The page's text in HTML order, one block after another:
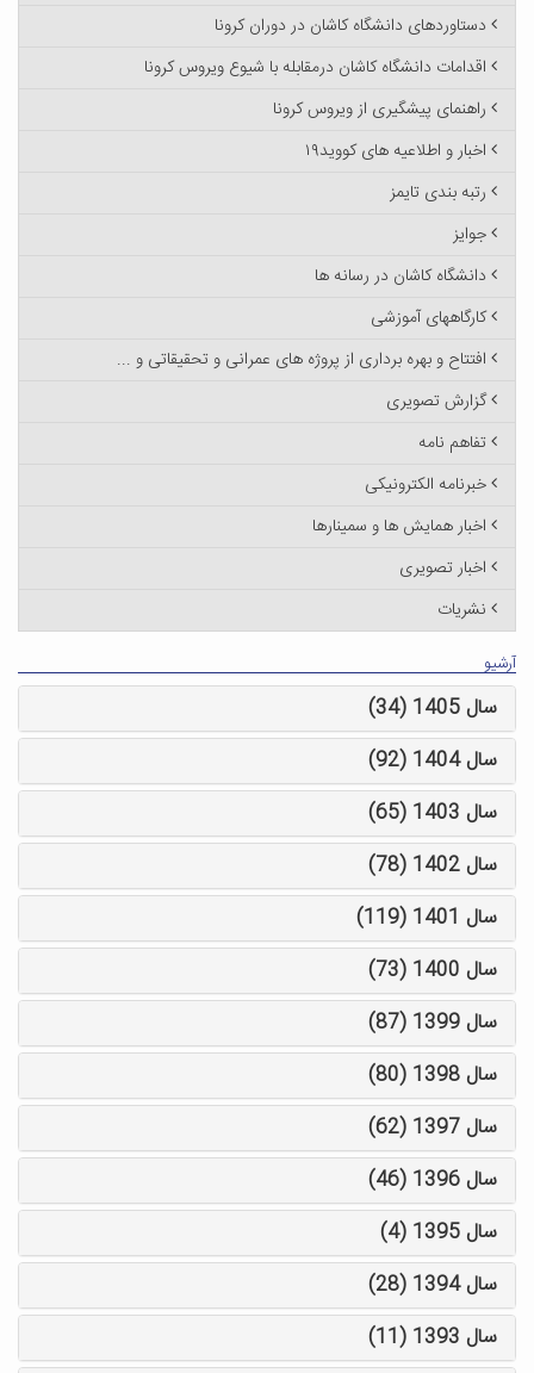
دستاوردهای دانشگاه کاشان در دوران کرونا
اقدامات دانشگاه کاشان درمقابله با شیوع ویروس کرونا
راهنمای پیشگیری از ویروس کرونا
اخبار و اطلاعیه های کووید۱۹
رتبه بندی تایمز
جوایز
دانشگاه کاشان در رسانه ها
کارگاههای آموزشی
افتتاح و بهره برداری از پروژه های عمرانی و تحقیقاتی و ...
گزارش تصویری
تفاهم نامه
خبرنامه الکترونیکی
اخبار همایش ها و سمینارها
اخبار تصویری
نشریات
آرشیو
سال 1405 (34)
سال 1404 (92)
سال 1403 (65)
سال 1402 (78)
سال 1401 (119)
سال 1400 (73)
سال 1399 (87)
سال 1398 (80)
سال 1397 (62)
سال 1396 (46)
سال 1395 (4)
سال 1394 (28)
سال 1393 (11)